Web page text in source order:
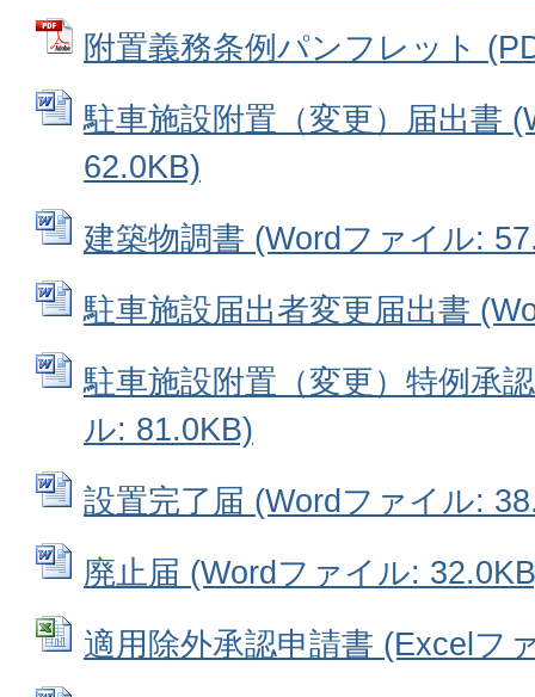
附置義務条例パンフレット
駐車施設附置（変更）届出書
62.0KB)
建築物調書 (Wordファイル:
駐車施設届出者変更届出書
駐車施設附置（変更）特例承
ル: 81.0KB)
設置完了届 (Wordファイル:
廃止届 (Wordファイル:
適用除外承認申請書 (Excelフ